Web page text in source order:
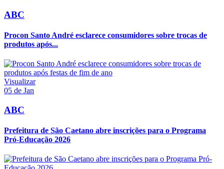
ABC
Procon Santo André esclarece consumidores sobre trocas de
produtos após...
Visualizar
05 de Jan
ABC
Prefeitura de São Caetano abre inscrições para o Programa
Pró-Educação 2026